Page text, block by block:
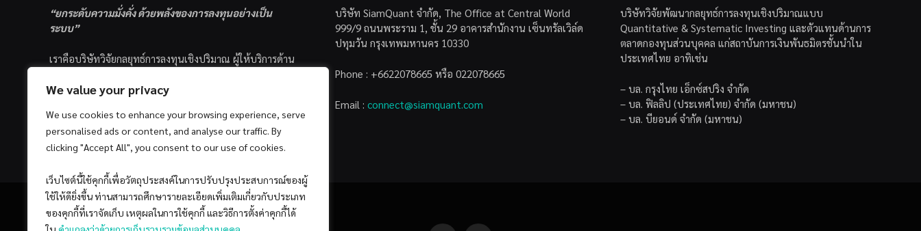
We value your privacy
We use cookies to enhance your browsing experience, serve
personalised ads or content, and analyse our traffic. By
clicking "Accept All", you consent to our use of cookies.
เว็บไซต์นี้ใช้คุกกี้เพื่อวัตถุประสงค์ในการปรับปรุงประสบการณ์ของผู้
ใช้ให้ดียิ่งขึ้น ท่านสามารถศึกษารายละเอียดเพิ่มเติมเกี่ยวกับประเภท
ของคุกกี้ที่เราจัดเก็บ เหตุผลในการใช้คุกกี้ และวิธีการตั้งค่าคุกกี้ได้
“ยกระดับความมั่งคั่ง ด้วยพลังของการลงทุนอย่างเป็น
ระบบ”
เราคือบริษัทวิจัยกลยุทธ์การลงทุนเชิงปริมาณ ผู้ให้บริการด้าน
ส่วนบุคคล ซึ่งมีเป้าหมายที่จะช่วยเหลือให้นักลงทุนไทย
ด้วยแนวคิดและกระบวนการลงทุนอย่างเป็นระบบแบบ
Quantitative & Systematic Investing
บริษัท SiamQuant จำกัด, The Office at Central World
999/9 ถนนพระราม 1, ชั้น 29 อาคารสำนักงาน เซ็นทรัลเวิล์ด
ปทุมวัน กรุงเทพมหานคร 10330
Phone : +6622078665 หรือ 022078665
Email : connect@siamquant.com
บริษัทวิจัยพัฒนากลยุทธ์การลงทุนเชิงปริมาณแบบ
Quantitative & Systematic Investing และตัวแทนด้านการ
ตลาดกองทุนส่วนบุคคล แก่สถาบันการเงินพันธมิตรชั้นนำใน
ประเทศไทย อาทิเช่น
– บล. กรุงไทย เอ็กซ์สปริง จำกัด
– บล. ฟิลลิป (ประเทศไทย) จำกัด (มหาชน)
– บล. บียอนด์ จำกัด (มหาชน)